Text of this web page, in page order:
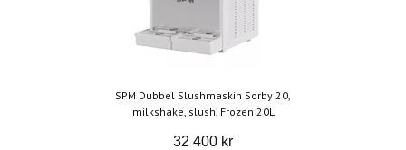
SPM Dubbel Slushmaskin Sorby 20,
milkshake, slush, Frozen 20L
32 400 kr